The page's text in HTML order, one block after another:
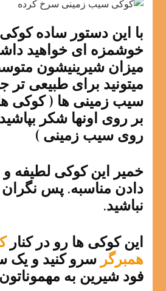
به
سیب
زمینی
سرخ
کرده
با این دستور ساده
خوشمزه ای خواهید
میزان شیرینیشون
میتونید برای طبیعی تر
سیب زمینی ها ( کوکی
بر روی اونها شکر
روی سیب زمینی )
خمیر این کوکی لطیفه
دادن مناسبه. پس
نباشید.
این کوکی ها رو در کنار
همبرگر سرو کنید و
فود شیرین به مهموناتون